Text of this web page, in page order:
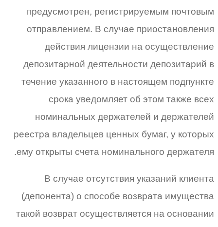
предусмотрен, регистрируемым почтовым
отправлением. В случае приостановления
действия лицензии на осуществление
депозитарной деятельности депозитарий в
течение указанного в настоящем подпункте
срока уведомляет об этом также всех
номинальных держателей и держателей
реестра владельцев ценных бумаг, у которых
ему открыты счета номинального держателя.
В случае отсутствия указаний клиента
(депонента) о способе возврата имущества
такой возврат осуществляется на основании